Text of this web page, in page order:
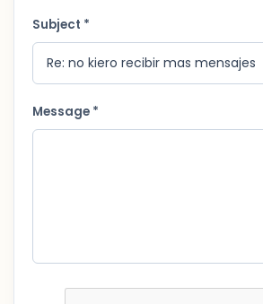
Subject *
Message *